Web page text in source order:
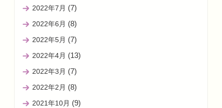
2022年7月 (7)
2022年6月 (8)
2022年5月 (7)
2022年4月 (13)
2022年3月 (7)
2022年2月 (8)
2021年10月 (9)